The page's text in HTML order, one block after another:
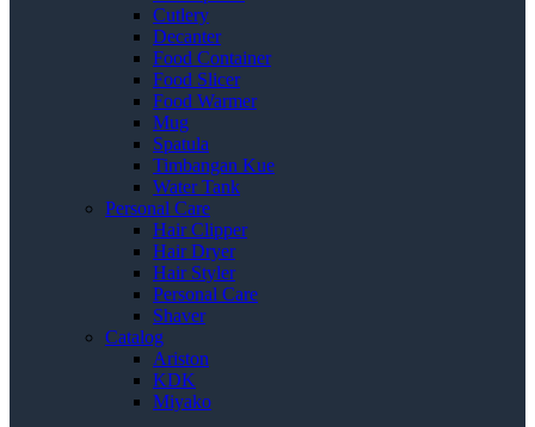
Cutlery
Decanter
Food Container
Food Slicer
Food Warmer
Mug
Spatula
Timbangan Kue
Water Tank
Personal Care
Hair Clipper
Hair Dryer
Hair Styler
Personal Care
Shaver
Catalog
Ariston
KDK
Miyako